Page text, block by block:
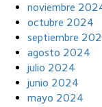
noviembre
octubre 2024
septiembre
agosto 2024
julio 2024
junio 2024
mayo 2024